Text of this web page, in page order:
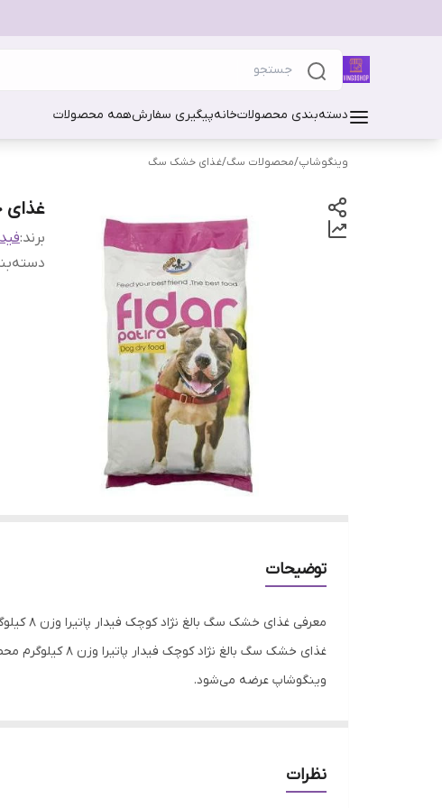
دسته‌بندی محصولاتخانهپیگیری سفارشهمه محصولات
وینگوشاپ/محصولات سگ/غذای خشک سگ
غذای
برند:
توضیحات
معرفی غذای خشک سگ بالغ نژاد کوچک فیدار پاتیرا وزن ۸ کیلوگرم
غذای خشک سگ
وینگوشاپ عرضه می‌شود.
نظرات